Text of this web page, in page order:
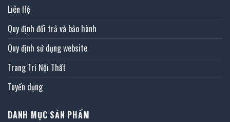
Liên Hệ
Quy định đổi trả và bảo hành
Quy định sử dụng website
Trang Trí Nội Thất
Tuyển dụng
DANH MỤC SẢN PHẨM